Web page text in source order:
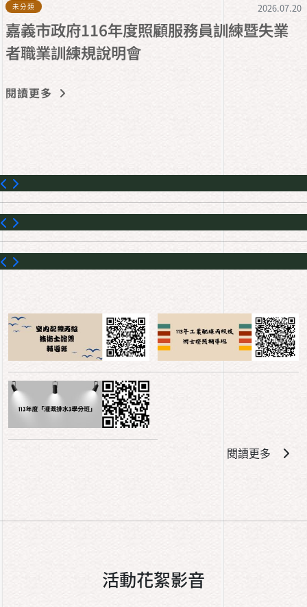
未分類 2026.07.20
嘉義市政府116年度照顧服務員訓練暨失業
者職業訓練規說明會
閱讀更多
閱讀更多
活動花絮影音